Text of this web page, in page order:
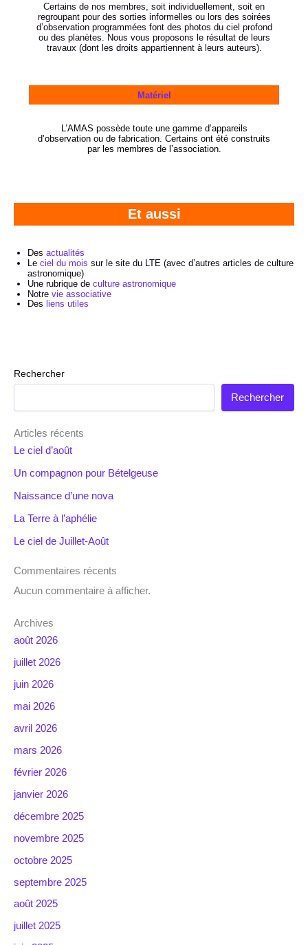
Certains de nos membres, soit individuellement, soit en
regroupant pour des sorties informelles ou lors des soirées
d’observation programmées font des photos du ciel profond
ou des planètes. Nous vous proposons le résultat de leurs
travaux (dont les droits appartiennent à leurs auteurs).
Matériel
L’AMAS possède toute une gamme d’appareils
d’observation ou de fabrication. Certains ont été construits
par les membres de l’association.
Et aussi
Des actualités
Le ciel du mois sur le site du LTE (avec d’autres articles de culture
astronomique)
Une rubrique de culture astronomique
Notre vie associative
Des liens utiles
Rechercher
Rechercher
Articles récents
Le ciel d’août
Un compagnon pour Bételgeuse
Naissance d’une nova
La Terre à l’aphélie
Le ciel de Juillet-Août
Commentaires récents
Aucun commentaire à afficher.
Archives
août 2026
juillet 2026
juin 2026
mai 2026
avril 2026
mars 2026
février 2026
janvier 2026
décembre 2025
novembre 2025
octobre 2025
septembre 2025
août 2025
juillet 2025